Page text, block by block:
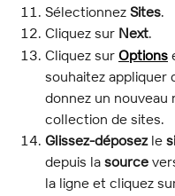
Sélectionnez Sites.
Cliquez sur Next.
Cliquez sur Options
souhaitez appliquer
donnez un nouveau
collection de sites.
Glissez-déposez le
depuis la source
la ligne et cliquez